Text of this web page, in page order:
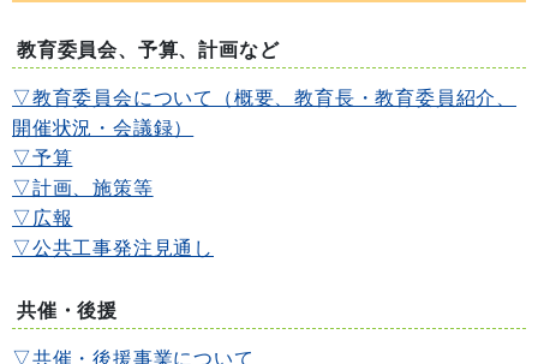
教育委員会、予算、計画など
▽教育委員会について（概要、教育長・教育委員紹介、
開催状況・会議録）
▽予算
▽計画、施策等
▽広報
▽公共工事発注見通し
共催・後援
▽共催・後援事業について